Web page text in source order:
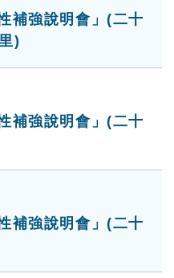
補強說明會」(二十
)
補強說明會」(二十
補強說明會」(二十